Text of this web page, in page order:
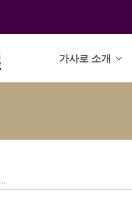
가사로 소개